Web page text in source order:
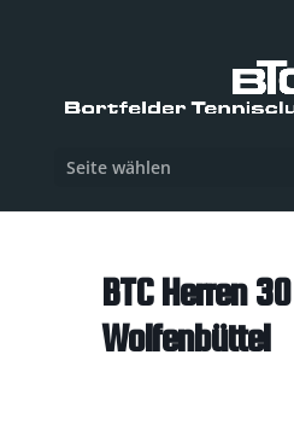
Seite wählen
BTC Herren
Wolfenbüttel